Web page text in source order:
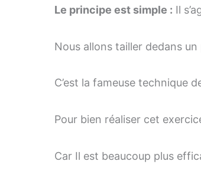
Le principe est simple : Il
Nous allons tailler dedans un
C’est la fameuse technique
Pour bien réaliser cet
Car Il est beaucoup plus